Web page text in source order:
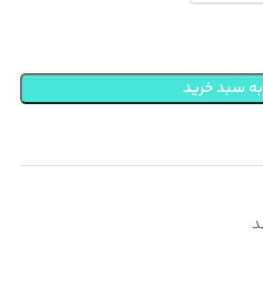
سبد خرید